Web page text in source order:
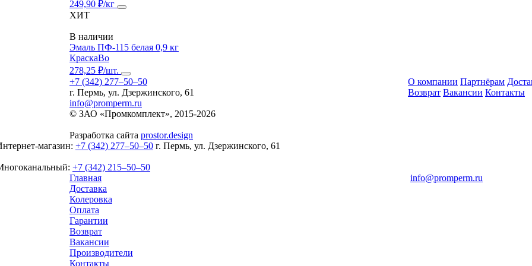
249,90 ₽/кг
ХИТ
В наличии
Эмаль ПФ-115 белая 0,9 кг
КраскаВо
278,25 ₽/шт.
+7 (342) 277‒50‒50
г. Пермь, ул. Дзержинского, 61
info@promperm.ru
О компании Партнёрам
Возврат Вакансии Контакты
© ЗАО «Промкомплект», 2015-2026
Разработка сайта prostor.design
магазин: +7 (342) 277‒50‒50
+7 (342) 215‒50‒50
г. Пермь, ул. Дзержинского, 61
Главная
Доставка
Колеровка
Оплата
Гарантии
Возврат
Вакансии
Производители
Контакты
info@promperm.ru